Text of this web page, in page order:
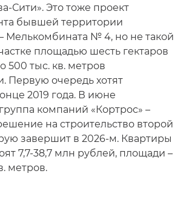
Сити». Это тоже проект
бывшей территории
Мелькомбината № 4, но не такой
площадью шесть гектаров
500 тыс. кв. метров
Первую очередь хотят
2019 года. В июне
компаний «Кортрос» –
на строительство второй
завершит в 2026-м. Квартиры
7,7-38,7 млн рублей, площади –
метров.